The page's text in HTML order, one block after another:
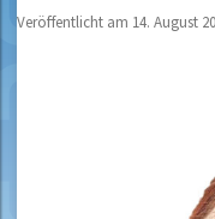
Veröffentlicht am 14. August